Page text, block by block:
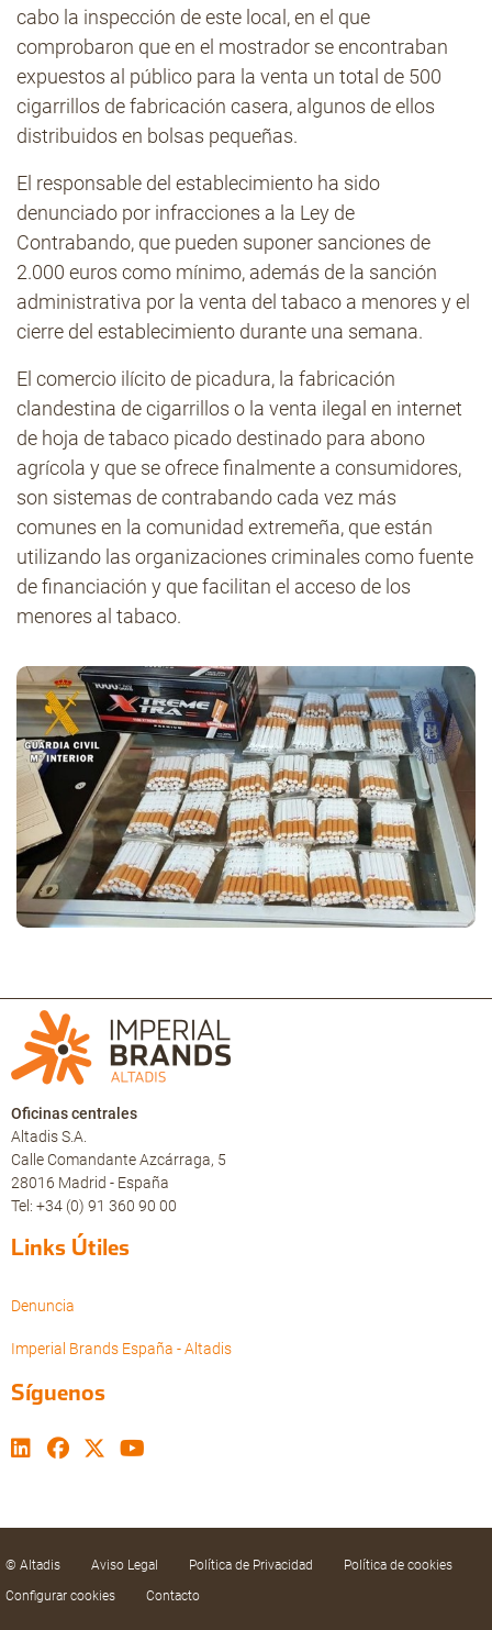
cabo la inspección de este local, en el que
comprobaron que en el mostrador se encontraban
expuestos al público para la venta un total de 500
cigarrillos de fabricación casera, algunos de ellos
distribuidos en bolsas pequeñas.
El responsable del establecimiento ha sido
denunciado por infracciones a la Ley de
Contrabando, que pueden suponer sanciones de
2.000 euros como mínimo, además de la sanción
administrativa por la venta del tabaco a menores y el
cierre del establecimiento durante una semana.
El comercio ilícito de picadura, la fabricación
clandestina de cigarrillos o la venta ilegal en internet
de hoja de tabaco picado destinado para abono
agrícola y que se ofrece finalmente a consumidores,
son sistemas de contrabando cada vez más
comunes en la comunidad extremeña, que están
utilizando las organizaciones criminales como fuente
de financiación y que facilitan el acceso de los
menores al tabaco.
Oficinas centrales
Altadis S.A.
Calle Comandante Azcárraga, 5
28016 Madrid - España
Tel: +34 (0) 91 360 90 00
Links Útiles
Denuncia
Imperial Brands España - Altadis
Síguenos
© Altadis Aviso Legal Política de Privacidad
Política de cookies
Configurar cookies
Contacto